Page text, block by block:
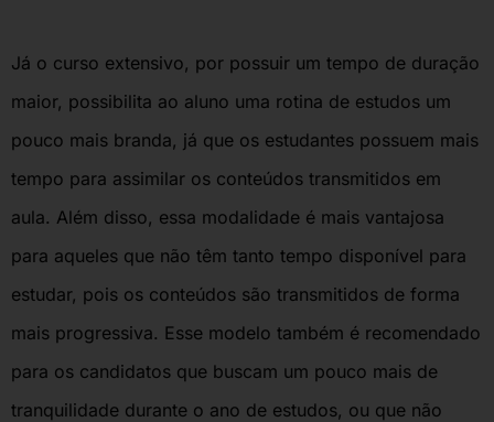
Já o curso extensivo, por possuir um tempo de duração
maior, possibilita ao aluno uma rotina de estudos um
pouco mais branda, já que os estudantes possuem mais
tempo para assimilar os conteúdos transmitidos em
aula. Além disso, essa modalidade é mais vantajosa
para aqueles que não têm tanto tempo disponível para
estudar, pois os conteúdos são transmitidos de forma
mais progressiva. Esse modelo também é recomendado
para os candidatos que buscam um pouco mais de
tranquilidade durante o ano de estudos, ou que não